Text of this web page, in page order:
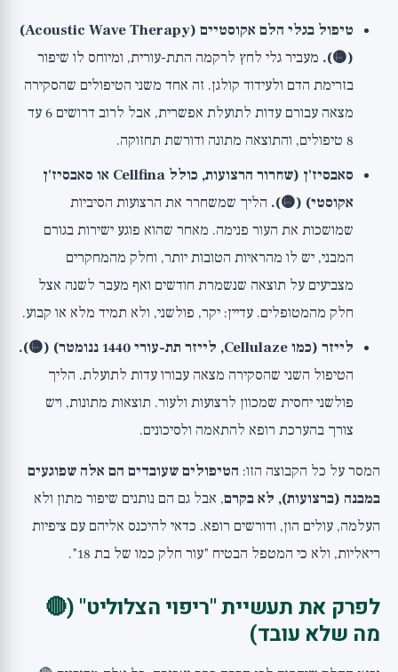
טיפול בגלי הלם אקוסטיים (Acoustic Wave Therapy)
(🟡). מעביר גלי לחץ לרקמה התת-עורית, ומיוחס לו שיפור
בזרימת הדם ולעידוד קולגן. זה אחד משני הטיפולים שהסקירה
מצאה עבורם עדות לתועלת אפשרית, אבל לרוב דרושים 6 עד
8 טיפולים, והתוצאה מתונה ודורשת תחזוקה.
סאבסיז'ן (שחרור הרצועות, כולל Cellfina או סאבסיז'ן
אקוסטי) (🟡). הליך שמשחרר את הרצועות הסיביות
שמושכות את העור פנימה. מאחר שהוא פוגע ישירות בגורם
המבני, יש לו מהראיות הטובות יותר, וחלק מהמחקרים
מצביעים על תוצאה שנשמרת חודשים ואף מעבר לשנה אצל
חלק מהמטופלים. עדיין: יקר, פולשני, ולא תמיד מלא או קבוע.
לייזר (כמו Cellulaze, לייזר תת-עורי 1440 ננומטר) (🟡).
הטיפול השני שהסקירה מצאה עבורו עדות לתועלת. הליך
פולשני יחסית שמכוון לרצועות ולעור. תוצאות מתונות, ויש
צורך בהערכת רופא להתאמה ולסיכונים.
המסר על כל הקבוצה הזו: הטיפולים שעובדים הם אלה שפוגעים
במבנה (ברצועות), לא בקרם, אבל גם הם נותנים שיפור מתון ולא
העלמה, עולים הון, ודורשים רופא. כדאי להיכנס אליהם עם ציפיות
ריאליות, ולא כי המטפל הבטיח "עור חלק כמו של בת 18".
לפרק את תעשיית "ריפוי הצלוליט" (🔴
מה שלא עובד)